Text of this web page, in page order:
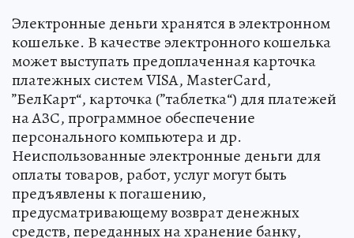
Электронные деньги хранятся в электронном
кошельке. В качестве электронного кошелька
может выступать предоплаченная карточка
платежных систем VISA, MasterCard,
”БелКарт“, карточка (”таблетка“) для платежей
на АЗС, программное обеспечение
персонального компьютера и др.
Неиспользованные электронные деньги для
оплаты товаров, работ, услуг могут быть
предъявлены к погашению,
предусматривающему возврат денежных
средств, переданных на хранение банку,